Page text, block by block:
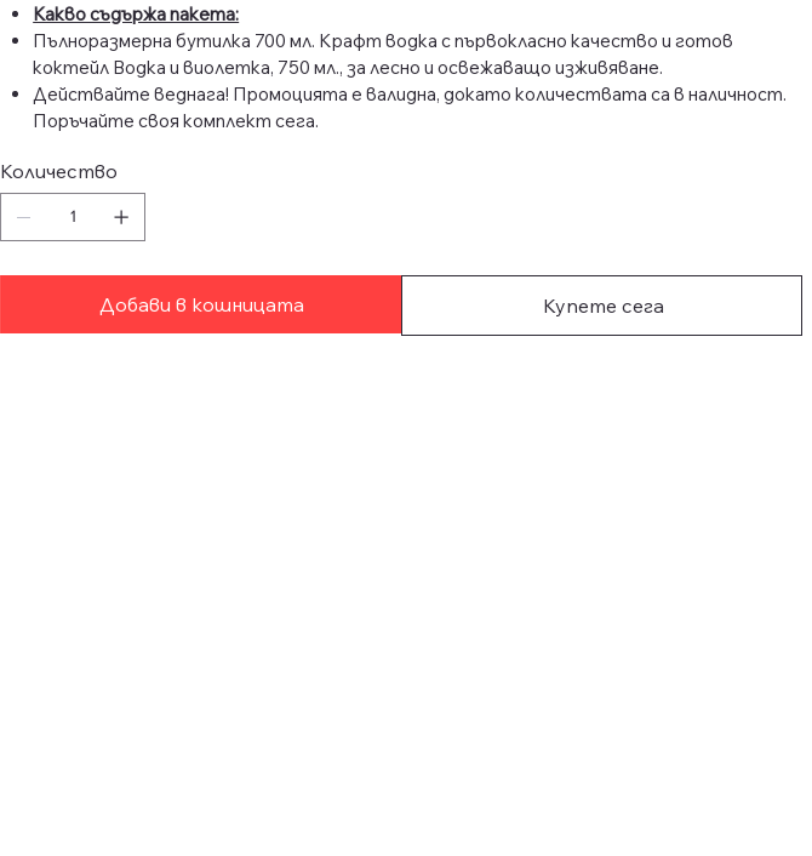
Какво съдържа пакета:
Пълноразмерна бутилка 700 мл. Крафт водка с първокласно качество и готов
коктейл Водка и виолетка, 750 мл., за лесно и освежаващо изживяване.
Действайте веднага! Промоцията е валидна, докато количествата са в наличност.
Поръчайте своя комплект сега.
Количество
Добави в кошницата Купете сега